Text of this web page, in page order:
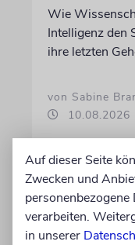
Wie
Intelligenz den
ihre letzten
von Sabine
10.08.2026
Auf dieser Seite
Zwecken und
verarbeiten.
in unserer